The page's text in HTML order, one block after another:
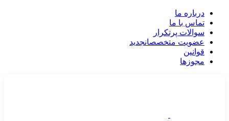
درباره ما
تماس با ما
سوالات پرتکرار
عضویت متخصصانجدید
قوانین
مجوزها